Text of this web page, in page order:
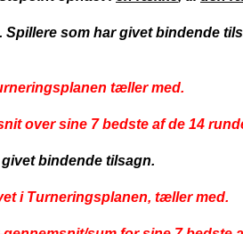
som har givet bindende
tæller med.
over sine 7 bedste af de 14
bindende tilsagn.
i Turneringsplanen, tæller med.